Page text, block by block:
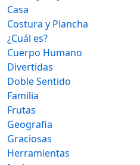
Casa
Costura y Plancha
¿Cuál es?
Cuerpo Humano
Divertidas
Doble Sentido
Familia
Frutas
Geografia
Graciosas
Herramientas